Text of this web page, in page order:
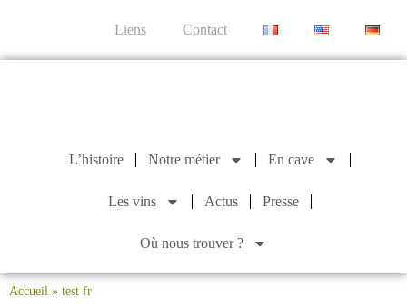
Liens Contact
L’histoire Notre métier En cave
Les vins Actus Presse
Où nous trouver ?
Accueil » test fr